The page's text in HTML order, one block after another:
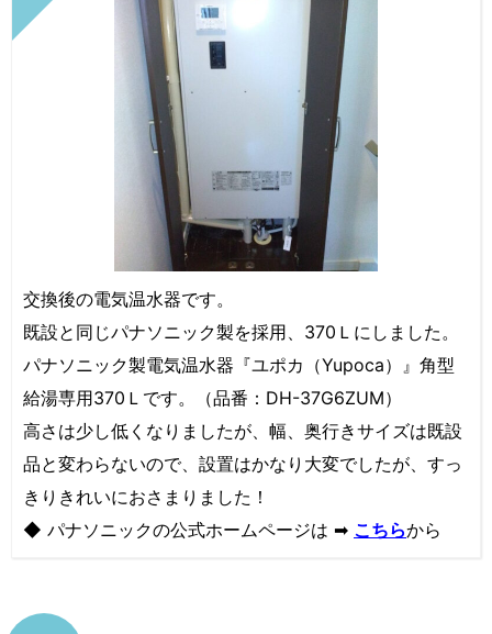
交換後の電気温水器です。
既設と同じパナソニック製を採用、370Ｌにしました。
パナソニック製電気温水器『ユポカ（Yupoca）』角型
給湯専用370Ｌです。（品番：DH-37G6ZUM）
高さは少し低くなりましたが、幅、奥行きサイズは既設
品と変わらないので、設置はかなり大変でしたが、すっ
きりきれいにおさまりました！
◆ パナソニックの公式ホームページは ➡ こちらから